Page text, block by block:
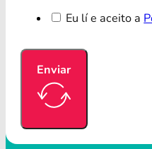
Eu lí e aceito a
Enviar